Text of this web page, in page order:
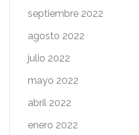
septiembre 2022
agosto 2022
julio 2022
mayo 2022
abril 2022
enero 2022